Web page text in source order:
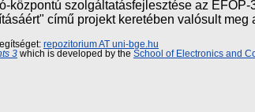
központú szolgáltatásfejlesztése az
című projekt keretében valósult
repozitorium AT uni-bge.hu
3 which is developed by the School of Electronics and